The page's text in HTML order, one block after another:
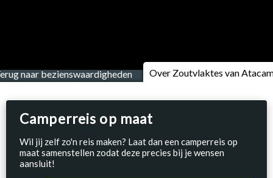
naar bezienswaardigheden Over Zoutvlaktes van
Camperreis op maat
Wil jij zelf zo'n reis maken? Laat dan een camperreis op
maat samenstellen zodat deze precies bij je wensen
aansluit!